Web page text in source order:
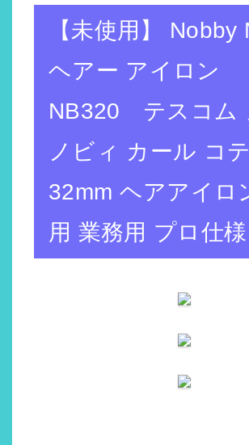
【未使用】 Nobby
ヘアー アイロン
NB320 テスコム
ノビィ カール コテ
32mm ヘアアイロ
用 業務用 プロ仕様